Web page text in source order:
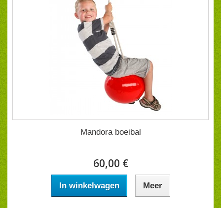
Mandora boeibal
60,00 €
In winkelwagen Meer